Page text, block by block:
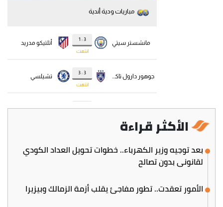
الأكثر قراءة
بعد توجيه وزير الكهرباء.. خطوات تحويل العداد الكودي
لقانوني بدون تصالح
الأمور تعقدت.. تطور مفاجئ يقلب أزمة الزمالك وبيزيرا